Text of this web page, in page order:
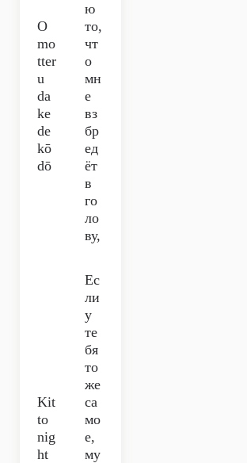
O
mo
tter
u
da
ke
de
kō
dō
ю
то,
чт
о
мн
е
вз
бр
ед
ёт
в
го
ло
ву,
Kit
to
nig
ht
Ес
ли
у
те
бя
то
же
са
мо
е,
му